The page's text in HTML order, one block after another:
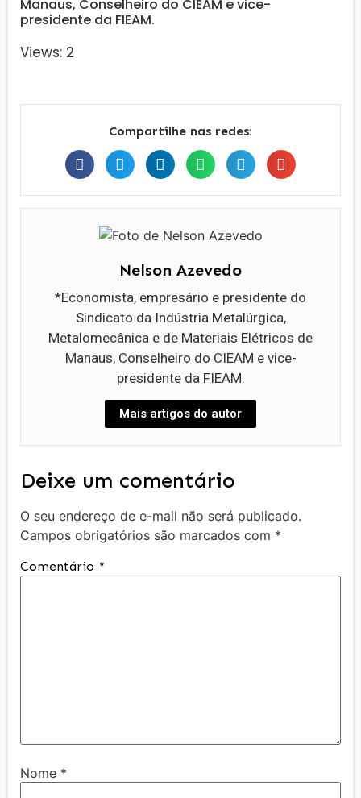
Manaus, Conselheiro do CIEAM e vice-
presidente da FIEAM.
Views: 2
Compartilhe nas redes:
Nelson Azevedo
*Economista, empresário e presidente do
Sindicato da Indústria Metalúrgica,
Metalomecânica e de Materiais Elétricos de
Manaus, Conselheiro do CIEAM e vice-
presidente da FIEAM.
Mais artigos do autor
Deixe um comentário
O seu endereço de e-mail não será publicado.
Campos obrigatórios são marcados com *
Comentário *
Nome *